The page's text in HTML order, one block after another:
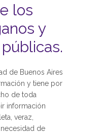
los
y
de Buenos Aires
y tiene por
de toda
información
veraz,
de